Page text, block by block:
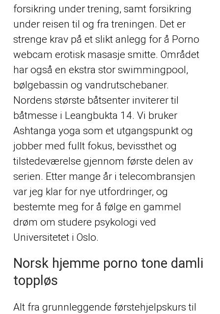
forsikring under trening, samt forsikring
under reisen til og fra treningen. Det er
strenge krav på et slikt anlegg for å Porno
webcam erotisk masasje smitte. Området
har også en ekstra stor swimmingpool,
bølgebassin og vandrutschebaner.
Nordens største båtsenter inviterer til
båtmesse i Leangbukta 14. Vi bruker
Ashtanga yoga som et utgangspunkt og
jobber med fullt fokus, bevissthet og
tilstedeværelse gjennom første delen av
serien. Etter mange år i telecombransjen
var jeg klar for nye utfordringer, og
bestemte meg for å følge en gammel
drøm om studere psykologi ved
Universitetet i Oslo.
Norsk hjemme porno tone damli
toppløs
Alt fra grunnleggende førstehjelpskurs til